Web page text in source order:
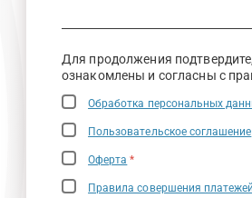
Для продолжения
ознакомлены и согласны с
Обработка персональных
Пользовательское соглашение
Оферта *
Правила совершения платежей